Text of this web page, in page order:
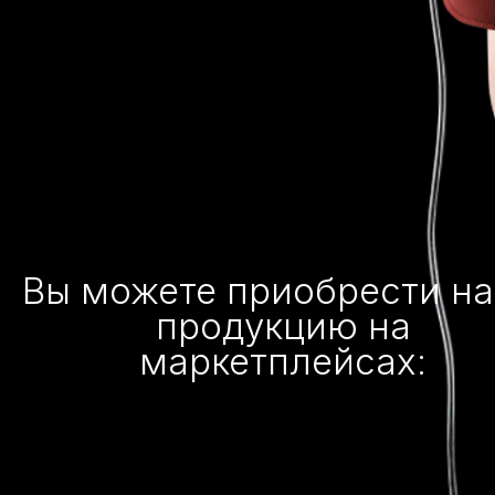
Вы можете приобрести
продукцию на
маркетплейсах: